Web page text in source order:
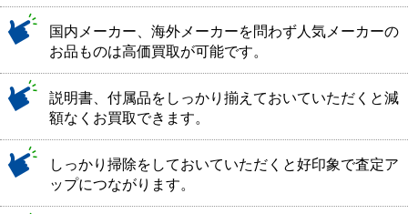
国内メーカー、海外メーカーを問わず人気メーカーの
お品ものは高価買取が可能です。
説明書、付属品をしっかり揃えておいていただくと減
額なくお買取できます。
しっかり掃除をしておいていただくと好印象で査定ア
ップにつながります。